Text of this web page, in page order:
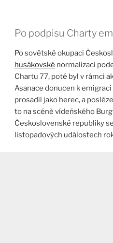
Po podpisu Charty
Po sovětské okupaci
husákovské normalizaci
Chartu 77, poté byl v rámci
Asanace donucen k emigraci
prosadil jako herec, a
to na scéně vídeňského
Československé republiky
listopadových událostech